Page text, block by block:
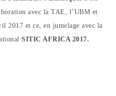
avec la TAE, l’UBM et
2017 et ce, en jumelage avec la
SITIC AFRICA 2017.